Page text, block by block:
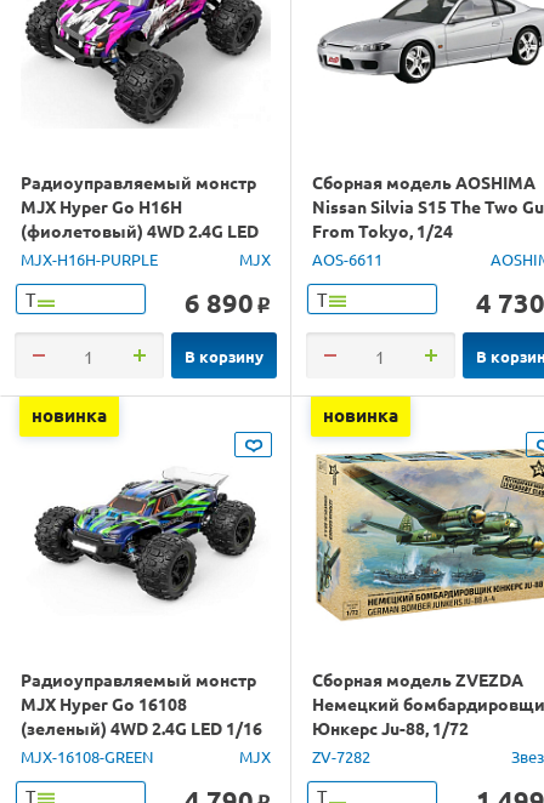
Радиоуправляемый монстр
MJX Hyper Go H16H
(фиолетовый) 4WD 2.4G LED
GPS 1/16 RTR
MJX-H16H-PURPLE MJX
Т 6 890 o
В корзину
Сборная модель AOSHIMA
Nissan Silvia S15 The Two
From Tokyo, 1/24
AOS-6611
Т 4 730
В
новинка
Радиоуправляемый монстр
MJX Hyper Go 16108
(зеленый) 4WD 2.4G LED 1/16
RTR
MJX-16108-GREEN MJX
Т
новинка
Сборная модель ZVEZDA
Немецкий
Юнкерс Ju-88, 1/72
ZV-7282
Т